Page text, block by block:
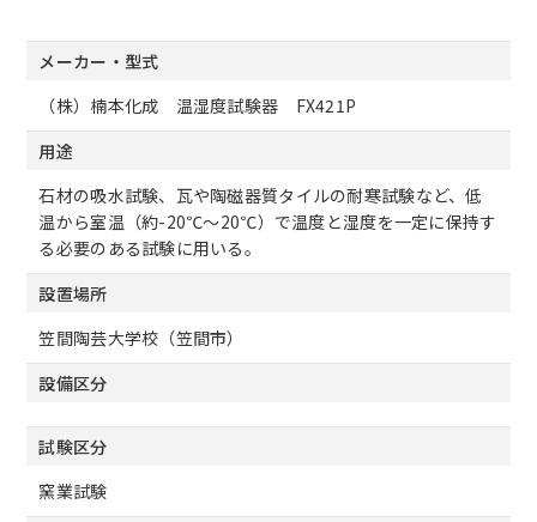
メーカー・型式
（株）楠本化成 温湿度試験器 FX421P
用途
石材の吸水試験、瓦や陶磁器質タイルの耐寒試験など、低
温から室温（約-20℃～20℃）で温度と湿度を一定に保持す
る必要のある試験に用いる。
設置場所
笠間陶芸大学校（笠間市）
設備区分
試験区分
窯業試験